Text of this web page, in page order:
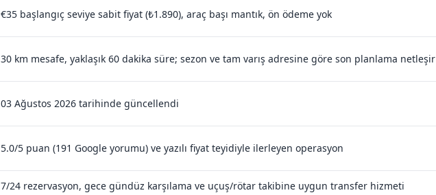
€35 başlangıç seviye sabit fiyat (₺1.890), araç başı mantık, ön ödeme yok
30 km mesafe, yaklaşık 60 dakika süre; sezon ve tam varış adresine göre son planlama netleşir
03 Ağustos 2026 tarihinde güncellendi
5.0/5 puan (191 Google yorumu) ve yazılı fiyat teyidiyle ilerleyen operasyon
7/24 rezervasyon, gece gündüz karşılama ve uçuş/rötar takibine uygun transfer hizmeti